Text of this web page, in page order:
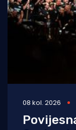
08 kol. 2026